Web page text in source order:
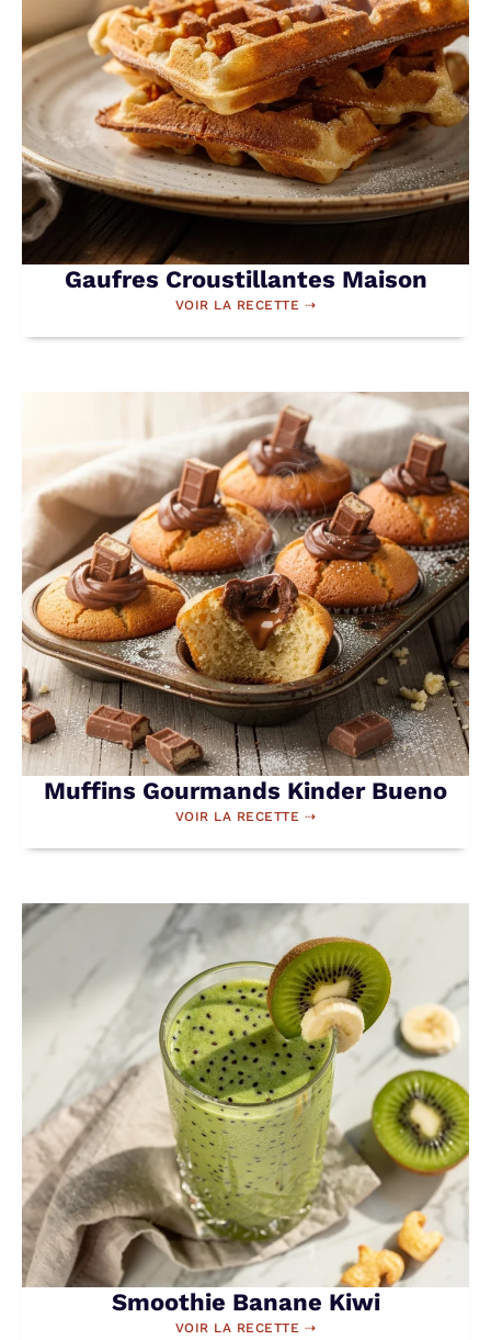
Gaufres Croustillantes Maison
VOIR LA RECETTE ⇢
Muffins Gourmands Kinder Bueno
VOIR LA RECETTE ⇢
Smoothie Banane Kiwi
VOIR LA RECETTE ⇢